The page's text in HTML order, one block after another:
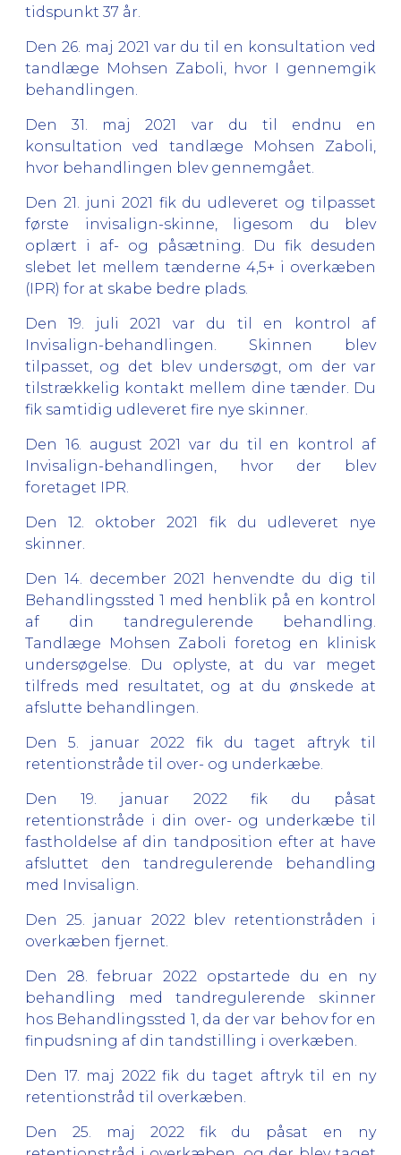
tidspunkt 37 år.
Den 26. maj 2021 var du til en konsultation ved
tandlæge Mohsen Zaboli, hvor I gennemgik
behandlingen.
Den 31. maj 2021 var du til endnu en
konsultation ved tandlæge Mohsen Zaboli,
hvor behandlingen blev gennemgået.
Den 21. juni 2021 fik du udleveret og tilpasset
første invisalign-skinne, ligesom du blev
oplært i af- og påsætning. Du fik desuden
slebet let mellem tænderne 4,5+ i overkæben
(IPR) for at skabe bedre plads.
Den 19. juli 2021 var du til en kontrol af
Invisalign-behandlingen. Skinnen blev
tilpasset, og det blev undersøgt, om der var
tilstrækkelig kontakt mellem dine tænder. Du
fik samtidig udleveret fire nye skinner.
Den 16. august 2021 var du til en kontrol af
Invisalign-behandlingen, hvor der blev
foretaget IPR.
Den 12. oktober 2021 fik du udleveret nye
skinner.
Den 14. december 2021 henvendte du dig til
Behandlingssted 1 med henblik på en kontrol
af din tandregulerende behandling.
Tandlæge Mohsen Zaboli foretog en klinisk
undersøgelse. Du oplyste, at du var meget
tilfreds med resultatet, og at du ønskede at
afslutte behandlingen.
Den 5. januar 2022 fik du taget aftryk til
retentionstråde til over- og underkæbe.
Den 19. januar 2022 fik du påsat
retentionstråde i din over- og underkæbe til
fastholdelse af din tandposition efter at have
afsluttet den tandregulerende behandling
med Invisalign.
Den 25. januar 2022 blev retentionstråden i
overkæben fjernet.
Den 28. februar 2022 opstartede du en ny
behandling med tandregulerende skinner
hos Behandlingssted 1, da der var behov for en
finpudsning af din tandstilling i overkæben.
Den 17. maj 2022 fik du taget aftryk til en ny
retentionstråd til overkæben.
Den 25. maj 2022 fik du påsat en ny